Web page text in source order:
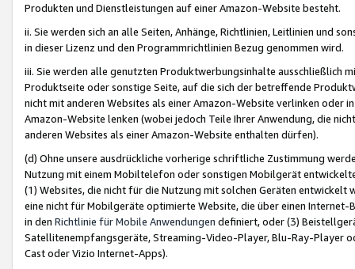
Produkten und Dienstleistungen auf einer Amazon-Website besteht.
ii. Sie werden sich an alle Seiten, Anhänge, Richtlinien, Leitlinien und
in dieser Lizenz und den Programmrichtlinien Bezug genommen wird.
iii. Sie werden alle genutzten Produktwerbungsinhalte ausschließlich
Produktseite oder sonstige Seite, auf die sich der betreffende
nicht mit anderen Websites als einer Amazon-Website verlinken oder
Amazon-Website lenken (wobei jedoch Teile Ihrer Anwendung, die
anderen Websites als einer Amazon-Website enthalten dürfen).
(d) Ohne unsere ausdrückliche vorherige schriftliche Zustimmung
Nutzung mit einem Mobiltelefon oder sonstigen Mobilgerät
(1) Websites, die nicht für die Nutzung mit solchen Geräten
eine nicht für Mobilgeräte optimierte Website, die über einen
in den Richtlinie für Mobile Anwendungen definiert, oder (3)
Satellitenempfangsgeräte, Streaming-Video-Player, Blu-Ray-Player
Cast oder Vizio Internet-Apps).